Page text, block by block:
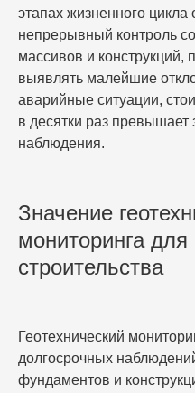
этапах жизненного
непрерывный контроль
массивов и конструкций,
выявлять малейшие
аварийные ситуации,
в десятки раз превышает
наблюдения.
Значение
мониторинга для
строительства
Геотехнический
долгосрочных
фундаментов и